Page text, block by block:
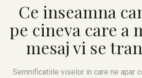
Ce inseamna
pe cineva care a
mesaj vi se
Semnificatiile viselor in care ne apar